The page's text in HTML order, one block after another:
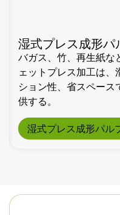
プラスチックや発泡ス
品は、リサイクル可能
します。特注の形状、
能です。社内で試作と
可能なパッケージを提
リサイクル可能な紙